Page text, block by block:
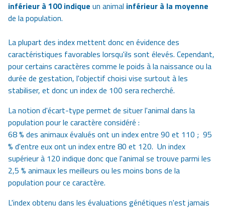
inférieur à 100 indique un animal inférieur à la moyenne
de la population.
La plupart des index mettent donc en évidence des
caractéristiques favorables lorsqu'ils sont élevés. Cependant,
pour certains caractères comme le poids à la naissance ou la
durée de gestation, l'objectif choisi vise surtout à les
stabiliser, et donc un index de 100 sera recherché.
La notion d'écart-type permet de situer l'animal dans la
population pour le caractère considéré :
68 % des animaux évalués ont un index entre 90 et 110 ; 95
% d'entre eux ont un index entre 80 et 120. Un index
supérieur à 120 indique donc que l'animal se trouve parmi les
2,5 % animaux les meilleurs ou les moins bons de la
population pour ce caractère.
L'index obtenu dans les évaluations génétiques n'est jamais